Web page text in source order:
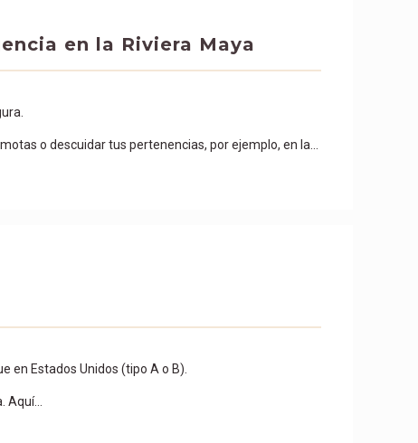
en la Riviera Maya
o descuidar tus pertenencias, por ejemplo, en la…
en Estados Unidos (tipo A o B).
Aquí…